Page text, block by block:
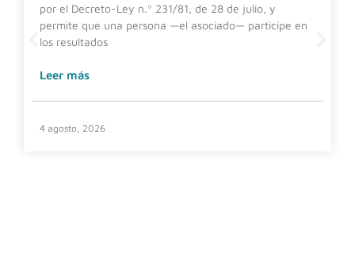
por el Decreto-Ley n.º 231/81, de 28 de julio, y
permite que una persona —el asociado— participe en
los resultados
Leer más
4 agosto, 2026